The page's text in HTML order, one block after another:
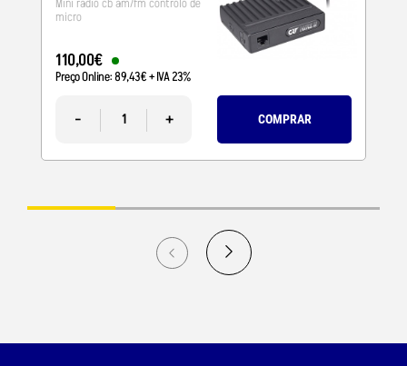
micro
110,00€
Preço Online:89,43€+ IVA 23%
- + COMPRAR